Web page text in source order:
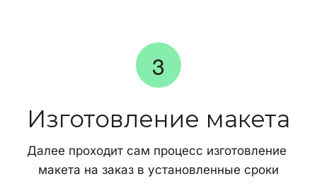
Изготовление макета
Далее проходит сам процесс изготовление
макета на заказ в установленные сроки